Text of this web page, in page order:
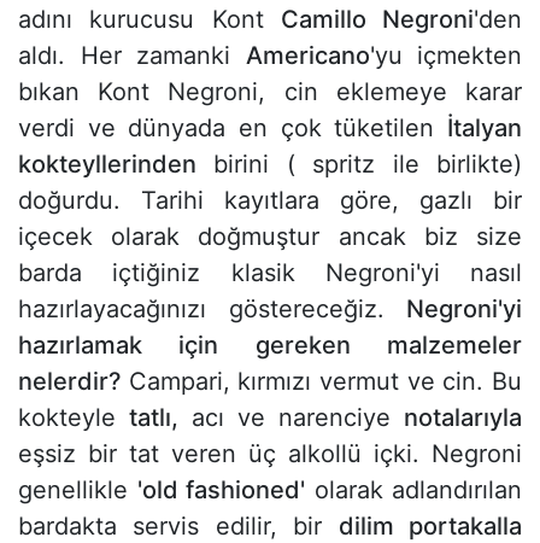
adını kurucusu Kont Camillo Negroni'den
aldı. Her zamanki Americano'yu içmekten
bıkan Kont Negroni, cin eklemeye karar
verdi ve dünyada en çok tüketilen İtalyan
kokteyllerinden birini ( spritz ile birlikte)
doğurdu. Tarihi kayıtlara göre, gazlı bir
içecek olarak doğmuştur ancak biz size
barda içtiğiniz klasik Negroni'yi nasıl
hazırlayacağınızı göstereceğiz. Negroni'yi
hazırlamak için gereken malzemeler
nelerdir? Campari, kırmızı vermut ve cin. Bu
kokteyle tatlı, acı ve narenciye notalarıyla
eşsiz bir tat veren üç alkollü içki. Negroni
genellikle 'old fashioned' olarak adlandırılan
bardakta servis edilir, bir dilim portakalla